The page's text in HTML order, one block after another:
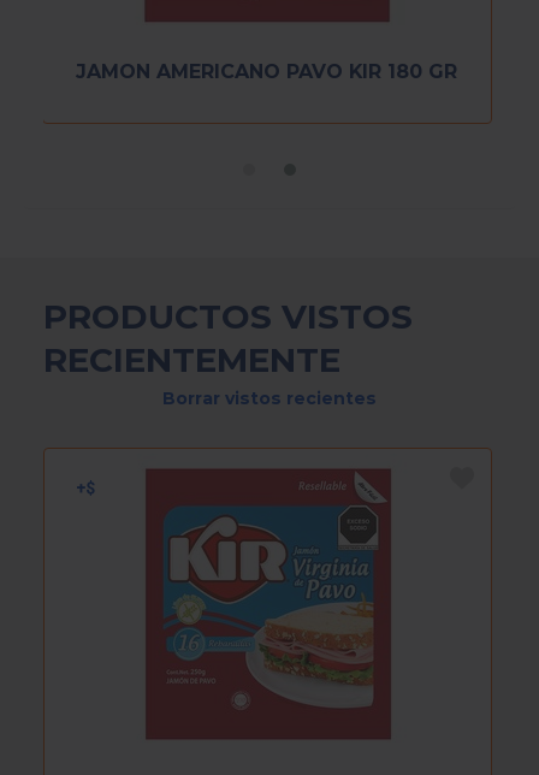
JAMON AMERICANO PAVO KIR 180 GR
PRODUCTOS VISTOS
RECIENTEMENTE
Borrar vistos recientes